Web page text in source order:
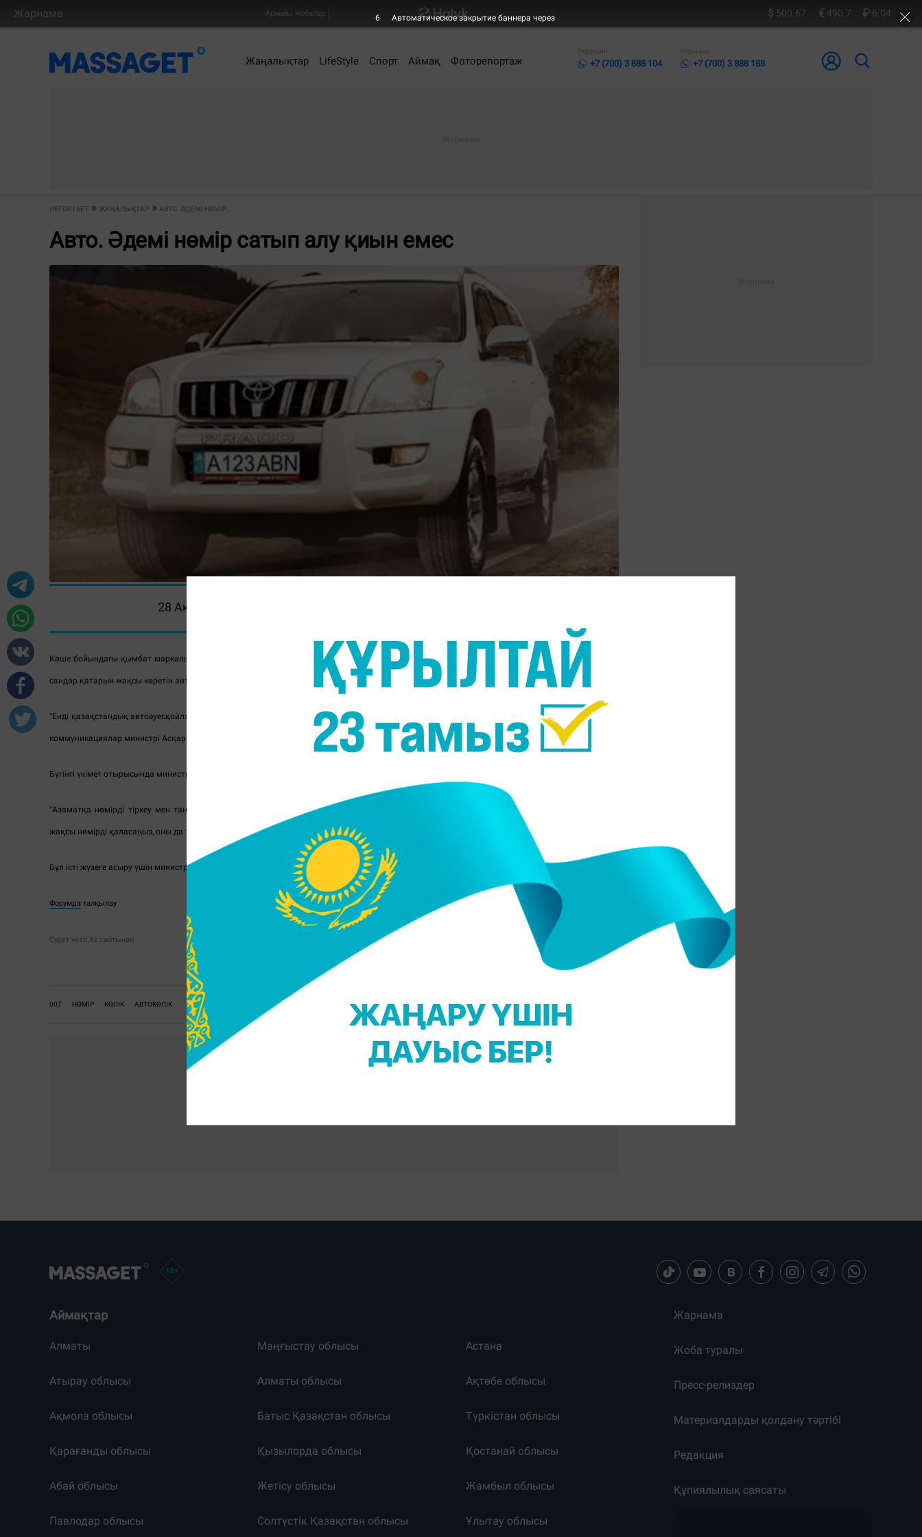
Жарнама Арнайы жобалар 500.67 490.7 6.04
Жаңалықтар LifeStyle Спорт Аймақ Фоторепортаж
Редакция
+7 (700) 3 888 104
Жарнама
+7 (700) 3 888 188
НЕГІЗГІ БЕТ ЖАҢАЛЫҚТАР АВТО. ӘДЕМІ НӨМІР...
Авто. Әдемі нөмір сатып алу қиын емес
28 Ақпан 2012, 15:00
Көше бойындағы қымбат маркалы көліктердің нөмірлеріне қарасақ, мынадай комбинацияларды кездестіре аламыз: 777, 007, 001 т.с.с. Әдемі
сандар қатарын жақсы көретін автоәуесқойлардың құлақтарына алтын сырға.
"Енді қазақстандық автоәуесқойлар " " көлік нөмірлерін заңды түрде сатып ала алады", - деп хабарлайды Tengrinews.kzтілшісі көлік және
коммуникациялар министрі Асқар Жұмағалиевтың сөзіне сілтеме жасап.
Бүгінгі үкімет отырысында министр тілшілерге жаңа көлік нөмірлерін арнайы тіркеу орталықтарында алу тәртібі туралы айтты.
"Азаматқа нөмірді тіркеу мен таңдауға мүмкіндік беріледі. Ұсынылған нөмірлердің арасынан кез келгенін таңдауға болады. Егер бұдан да
жақсы нөмірді қаласаңыз, оны да таңдауға болады, оның төлемақысы да жоғары"- деді Жұмағалиев өз сөзінде.
Бұл істі жүзеге асыру үшін министрлік "әдемі" нөмірлердің бағасын бекітіп, салық кодексіне өзгертулер енгізбек.
Форумда талқылау
Сурет vesti.kz сайтынан
007 НӨМІР КӨЛІК АВТОКӨЛІК
Аймақтар
Алматы Маңғыстау облысы Астана
Атырау облысы Алматы облысы Ақтөбе облысы
Ақмола облысы Батыс Қазақстан облысы Түркістан облысы
Қарағанды облысы Қызылорда облысы Қостанай облысы
Абай облысы Жетісу облысы Жамбыл облысы
Павлодар облысы Солтүстік Қазақстан облысы Ұлытау облысы
Жарнама
Жоба туралы
Пресс-релиздер
Материалдарды қолдану тәртібі
Редакция
Құпиялылық саясаты
6 Автоматическое закрытие баннера через